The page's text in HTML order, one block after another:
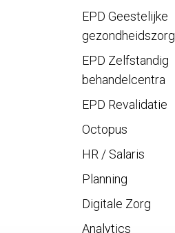
EPD Geestelijke
gezondheidszorg
EPD Zelfstandig
behandelcentra
EPD Revalidatie
Octopus
HR / Salaris
Planning
Digitale Zorg
Analytics